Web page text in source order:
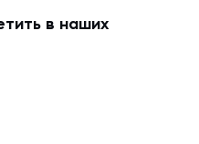
в наших